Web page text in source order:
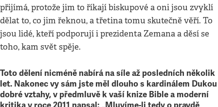
přijímá, protože jim to říkají biskupové a oni jsou zvyklí
dělat to, co jim řeknou, a třetina tomu skutečně věří. To
jsou lidé, kteří podporují i prezidenta Zemana a děsí se
toho, kam svět spěje.
Toto dělení nicméně nabírá na síle až posledních několik
let. Nakonec vy sám jste měl dlouho s kardinálem Dukou
dobré vztahy, v předmluvě k vaší knize Bible a moderní